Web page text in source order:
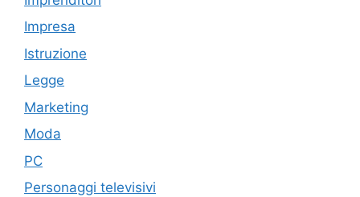
Impresa
Istruzione
Legge
Marketing
Moda
PC
Personaggi televisivi